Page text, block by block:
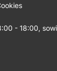
- 18:00,